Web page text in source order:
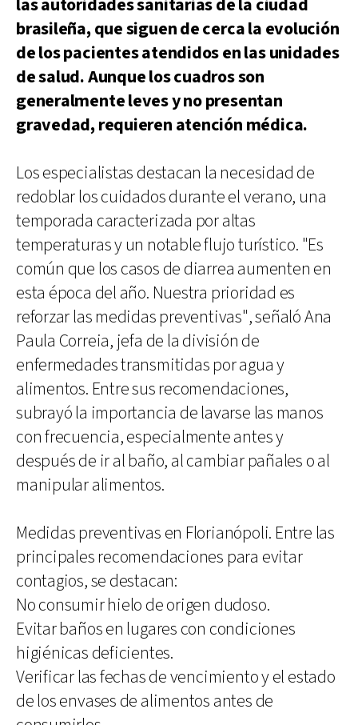
las autoridades sanitarias de la ciudad
brasileña, que siguen de cerca la evolución
de los pacientes atendidos en las unidades
de salud. Aunque los cuadros son
generalmente leves y no presentan
gravedad, requieren atención médica.
Los especialistas destacan la necesidad de
redoblar los cuidados durante el verano, una
temporada caracterizada por altas
temperaturas y un notable flujo turístico. "Es
común que los casos de diarrea aumenten en
esta época del año. Nuestra prioridad es
reforzar las medidas preventivas", señaló Ana
Paula Correia, jefa de la división de
enfermedades transmitidas por agua y
alimentos. Entre sus recomendaciones,
subrayó la importancia de lavarse las manos
con frecuencia, especialmente antes y
después de ir al baño, al cambiar pañales o al
manipular alimentos.
Medidas preventivas en Florianópoli. Entre las
principales recomendaciones para evitar
contagios, se destacan:
No consumir hielo de origen dudoso.
Evitar baños en lugares con condiciones
higiénicas deficientes.
Verificar las fechas de vencimiento y el estado
de los envases de alimentos antes de